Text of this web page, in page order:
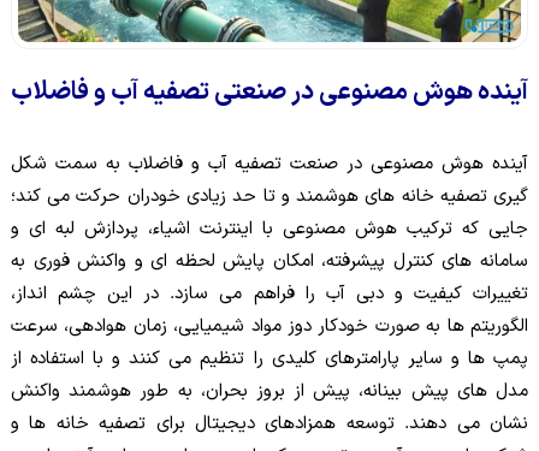
آینده هوش مصنوعی در صنعتی تصفیه آب و فاضلاب
آینده هوش مصنوعی در صنعت تصفیه آب و فاضلاب به سمت شکل
گیری تصفیه خانه های هوشمند و تا حد زیادی خودران حرکت می کند؛
جایی که ترکیب هوش مصنوعی با اینترنت اشیاء، پردازش لبه ای و
سامانه های کنترل پیشرفته، امکان پایش لحظه ای و واکنش فوری به
تغییرات کیفیت و دبی آب را فراهم می سازد. در این چشم انداز،
الگوریتم ها به صورت خودکار دوز مواد شیمیایی، زمان هوادهی، سرعت
پمپ ها و سایر پارامترهای کلیدی را تنظیم می کنند و با استفاده از
مدل های پیش بینانه، پیش از بروز بحران، به طور هوشمند واکنش
نشان می دهند. توسعه همزادهای دیجیتال برای تصفیه خانه ها و